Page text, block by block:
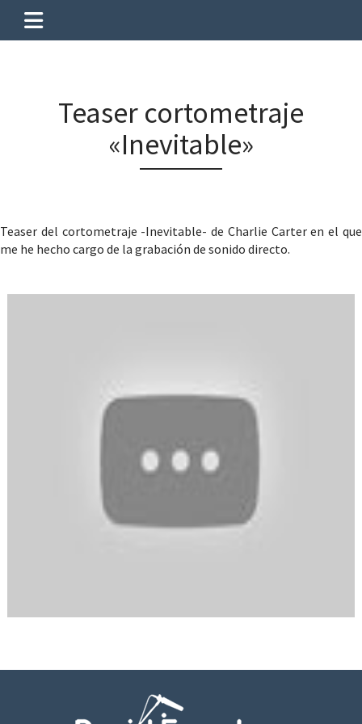
Teaser cortometraje
«Inevitable»
Teaser del cortometraje -Inevitable- de Charlie Carter en el que
me he hecho cargo de la grabación de sonido directo.